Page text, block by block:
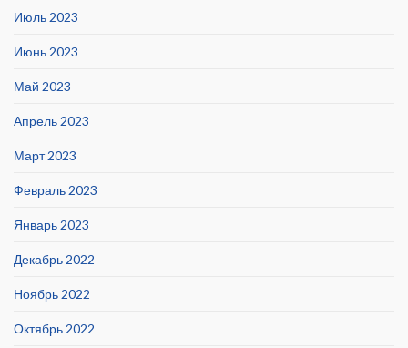
Июль 2023
Июнь 2023
Май 2023
Апрель 2023
Март 2023
Февраль 2023
Январь 2023
Декабрь 2022
Ноябрь 2022
Октябрь 2022